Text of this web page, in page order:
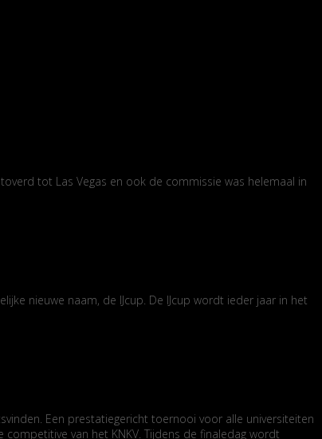
tot Las Vegas en ook de commissie was helemaal in
nieuwe naam, de IJcup. De IJcup wordt ieder jaar in het
Een prestatiegericht toernooi voor alle universiteiten
van het KNKV. Tijdens de finaledag wordt